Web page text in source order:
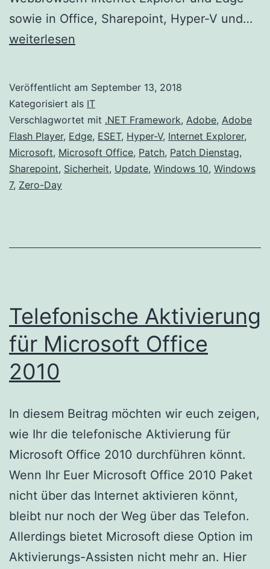
sowie in Office, Sharepoint, Hyper-V und…
weiterlesen
Veröffentlicht am September 13, 2018
Kategorisiert als IT
Verschlagwortet mit .NET Framework, Adobe, Adobe
Flash Player, Edge, ESET, Hyper-V, Internet Explorer,
Microsoft, Microsoft Office, Patch, Patch Dienstag,
Sharepoint, Sicherheit, Update, Windows 10, Windows
7, Zero-Day
Telefonische Aktivierung
für Microsoft Office
2010
In diesem Beitrag möchten wir euch zeigen,
wie Ihr die telefonische Aktivierung für
Microsoft Office 2010 durchführen könnt.
Wenn Ihr Euer Microsoft Office 2010 Paket
nicht über das Internet aktivieren könnt,
bleibt nur noch der Weg über das Telefon.
Allerdings bietet Microsoft diese Option im
Aktivierungs-Assisten nicht mehr an. Hier